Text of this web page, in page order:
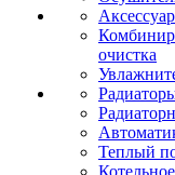
очистка
Теплый